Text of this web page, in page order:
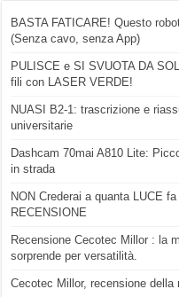
BASTA FATICARE! Questo
(Senza cavo, senza App)
PULISCE e SI SVUOTA DA
fili con LASER VERDE!
NUASI B2-1: trascrizione e
universitarie
Dashcam 70mai A810 Lite:
in strada
NON Crederai a quanta LUCE
RECENSIONE
Recensione Cecotec Millor : la
sorprende per versatilità.
Cecotec Millor, recensione